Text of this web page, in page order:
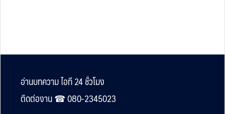
Footer
อ่านบทความ ไอที 24 ชั่วโมง
ติดต่องาน ☎︎ 080-2345023